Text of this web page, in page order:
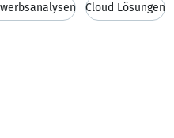
Cloud Lösungen